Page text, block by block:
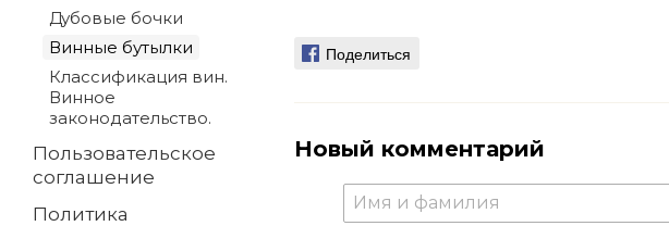
Поделиться
Новый комментарий
Дубовые бочки
Винные бутылки
Классификация вин.
Винное
законодательство.
Пользовательское
соглашение
Политика